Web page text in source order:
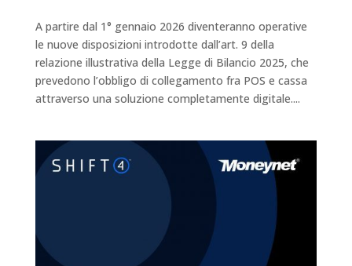
A partire dal 1° gennaio 2026 diventeranno operative
le nuove disposizioni introdotte dall’art. 9 della
relazione illustrativa della Legge di Bilancio 2025, che
prevedono l’obbligo di collegamento fra POS e cassa
attraverso una soluzione completamente digitale....